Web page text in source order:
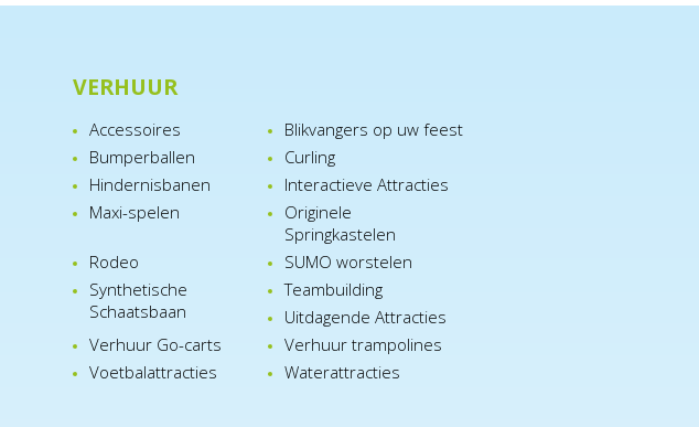
VERHUUR
Accessoires
Blikvangers op uw feest
Bumperballen
Curling
Hindernisbanen
Interactieve Attracties
Maxi-spelen
Originele
Springkastelen
Rodeo
SUMO worstelen
Synthetische
Schaatsbaan
Teambuilding
Uitdagende Attracties
Verhuur Go-carts
Verhuur trampolines
Voetbalattracties
Waterattracties